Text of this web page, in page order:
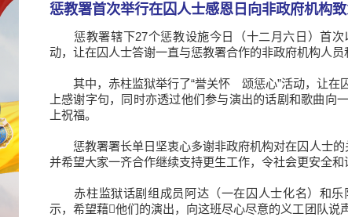
惩教署首次举行在囚人士感恩日向非政府机构
惩教署辖下27个惩教设施今日（十二月六日）首次
动，让在囚人士答谢一直与惩教署合作的非政府机构人员
其中，赤柱监狱举行了“誉关怀 颂惩心”活动，让在
上感谢字句，同时亦透过他们参与演出的话剧和歌曲向
上祝福。
惩教署署长单日坚衷心多谢非政府机构对在囚人士的
并希望大家一齐合作继续支持更生工作，令社会更安全和
赤柱监狱话剧组成员阿达（一在囚人士化名）和乐
示，希望藉他们的演出，向这班尽心尽意的义工团队说